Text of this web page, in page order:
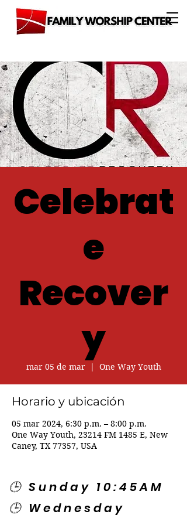
Celebrat
e
Recover
y
mar 05 de mar
  |
One Way Youth
Horario y ubicación
05 mar 2024, 6:30 p.m. – 8:00 p.m.
One Way Youth, 23214 FM 1485 E, New
Caney, TX 77357, USA
🕒 Sunday 10:45AM
🕒 Wednesday